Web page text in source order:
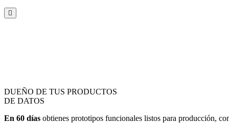
Menú
conmutador
DUEÑO DE TUS PRODUCTOS
DE DATOS
En 60 días obtienes prototipos funcionales listos para producción,